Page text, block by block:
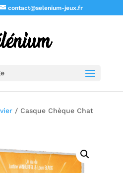
contact@selenium-jeux.fr
/ Casque Chèque Chat